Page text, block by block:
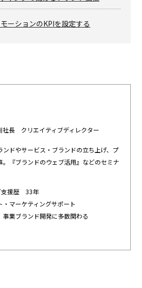
ーションのKPIを設定する
長 クリエイティブディレクター
ンドやサービス・ブランドの立ち上げ、プ
。『ブランドのウェブ活用』などのセミナ
支援歴 33年
マーケティングサポート
業ブランド開発に多数関わる